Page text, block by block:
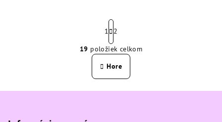
O
v
l
á
S
t
r
á
n
k
o
v
1
2
19 položiek celkom
Hore